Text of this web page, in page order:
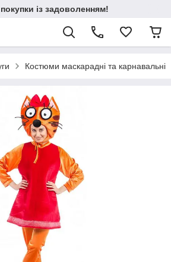
із задоволенням!
Костюми маскарадні та карнавальні